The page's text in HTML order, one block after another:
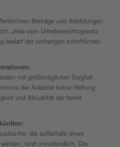
Beiträge und Abbildungen
Jede vom Urheberrechtsgesetz
bedarf der vorherigen schriftlichen
mit größtmöglicher Sorgfalt
der Anbieter keine Haftung
und Aktualität der bereit
die außerhalb eines
sind unverbindlich. Die